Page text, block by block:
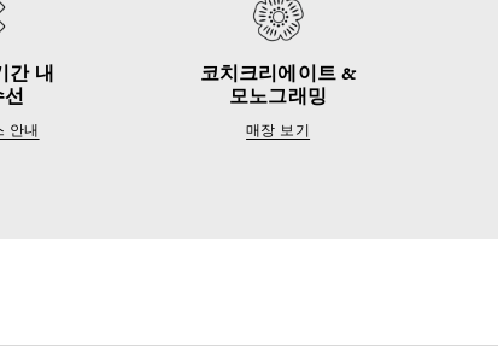
간 내
선
안내
코치크리에이트 &
모노그래밍
매장 보기